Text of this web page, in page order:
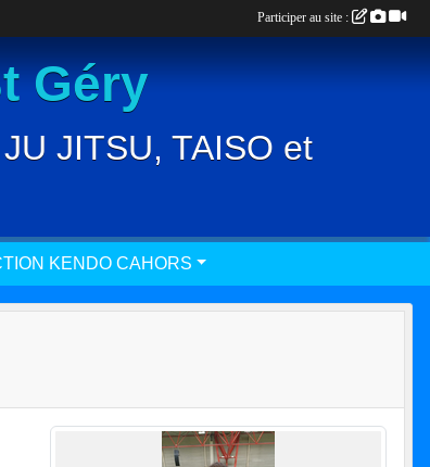
Géry
JITSU, TAISO et
KENDO CAHORS
Participer au site :